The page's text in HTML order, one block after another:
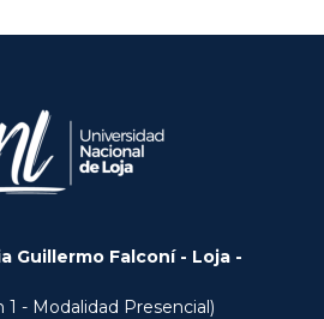
Guillermo Falconí - Loja -
1 - Modalidad Presencial)